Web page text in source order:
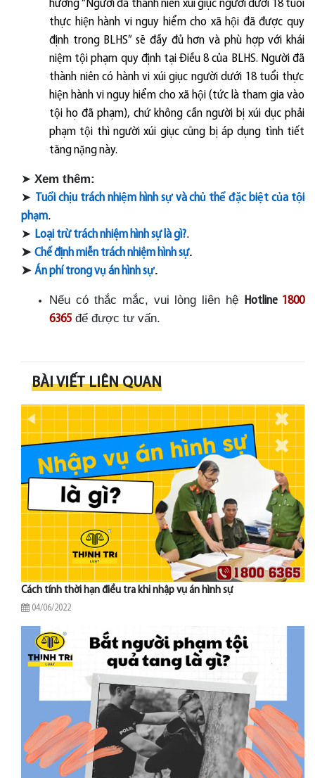
hướng“ Ngườiđã thành niên xúi giục người dưới 18 tuổi
thực hiện hành vi nguy hiểm cho xãhội đãđược quy
định trong BLHS” sẽ đầy đủ hơn và phù hợp với khái
niệm tội phạm quy định tạiĐiều 8 của BLHS. Ngườiđã
thành niên có hành vi xúi giục người dưới 18 tuổi thực
hiện hành vi nguy hiểm cho xã hội (tức là tham gia vào
tội họ đã phạm), chư ́ không cần người bị xúi dục phải
phạm tội thì người xúi giục cũng bị áp dụng tình tiết
tăng nặng này.
➤ Xem thêm:
➤ Tuổi chịu trách nhiệm hình sựvà chủ thể đặc biệt của tội
phạm.
➤ Loại trừ trách nhiệm hình sự là gì?.
➤ Chế định miễn trách nhiệm hình sự.
➤ Án phí trong vụán hình sự.
Nếu có thắc mắc, vui lòng liên hệ Hotline 1800
6365 để được tư vấn.
BÀI VIẾT LIÊN QUAN
Cách tính thời hạn điều tra khi nhập vụ án hình sự
04/06/2022